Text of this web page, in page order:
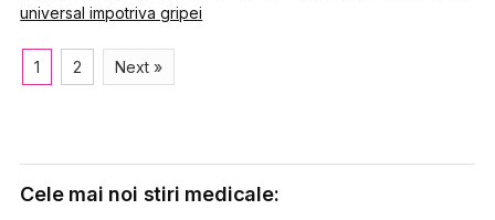
universal impotriva gripei
1 2 Next »
Cele mai noi stiri medicale: